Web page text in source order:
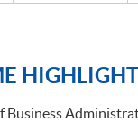
Business